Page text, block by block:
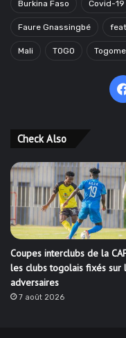
Burkina Faso Covid-19
Faure Gnassingbé
Mali TOGO
Check Also
Coupes interclubs de la
les clubs togolais fixés sur
adversaires
7 août 2026